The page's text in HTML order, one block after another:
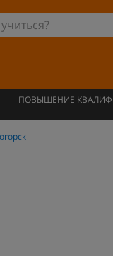
ПОВЫШЕНИЕ